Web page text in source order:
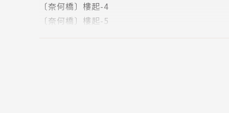
作者簡介│
〔奈何橋〕樓起-4
〔奈何橋〕樓起-5